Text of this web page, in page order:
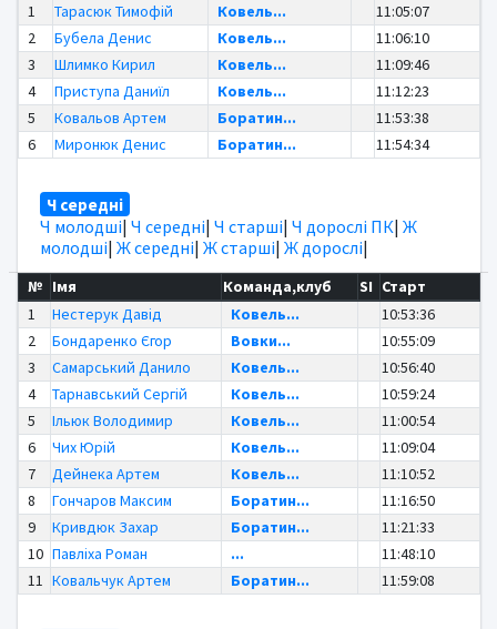
1
Тарасюк Тимофій Ковель...
11:05:07
2
Бубела Денис Ковель...
11:06:10
3
Шлимко Кирил Ковель...
11:09:46
4
Приступа Даниїл Ковель...
11:12:23
5
Ковальов Артем Боратин...
11:53:38
6
Миронюк Денис Боратин... 11:54:34
Ч середні
Ч молодші| Ч середні| Ч старші| Ч дорослі ПК| Ж
молодші| Ж середні| Ж старші| Ж дорослі|
№ Імя Команда,клуб SI Старт
1
Нестерук Давід Ковель...
10:53:36
2
Бондаренко Єгор Вовки...
10:55:09
3
Самарський Данило Ковель...
10:56:40
4
Тарнавський Сергій Ковель...
10:59:24
5
Ільюк Володимир Ковель...
11:00:54
6
Чих Юрій Ковель...
11:09:04
7
Дейнека Артем Ковель...
11:10:52
8
Гончаров Максим Боратин...
11:16:50
9
Кривдюк Захар Боратин...
11:21:33
10 Павліха Роман ...
11:48:10
11 Ковальчук Артем Боратин... 11:59:08